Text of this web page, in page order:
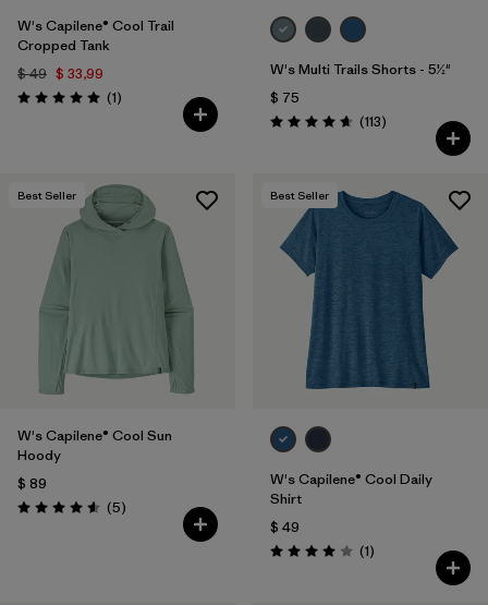
W's Capilene® Cool Trail
Cropped Tank
$ 49 $ 33,99
Valoración: 5.0 / 5
(1Comentarios
)
W's Multi Trails Shorts - 5½"
$ 75
Valoración: 4.7 / 5
(113Comentarios
)
Best Seller
W's Capilene® Cool Sun
Hoody
$ 89
Valoración: 4.6 / 5
(5Comentarios
)
Best Seller
W's Capilene® Cool Daily
Shirt
$ 49
Valoración: 4.0 / 5
(1Comentarios
)